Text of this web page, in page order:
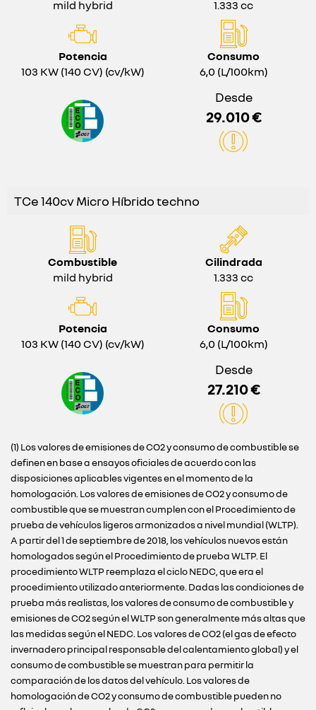
mild hybrid
1.333 cc
Potencia
103 KW (140 CV) (cv/kW)
Consumo
6,0 (L/100km)
Desde
29.010 €
TCe 140cv Micro Híbrido techno
Combustible
mild hybrid
Cilindrada
1.333 cc
Potencia
103 KW (140 CV) (cv/kW)
Consumo
6,0 (L/100km)
Desde
27.210 €
(1) Los valores de emisiones de CO2 y consumo de combustible se
definen en base a ensayos oficiales de acuerdo con las
disposiciones aplicables vigentes en el momento de la
homologación. Los valores de emisiones de CO2 y consumo de
combustible que se muestran cumplen con el Procedimiento de
prueba de vehículos ligeros armonizados a nivel mundial (WLTP).
A partir del 1 de septiembre de 2018, los vehículos nuevos están
homologados según el Procedimiento de prueba WLTP. El
procedimiento WLTP reemplaza el ciclo NEDC, que era el
procedimiento utilizado anteriormente. Dadas las condiciones de
prueba más realistas, los valores de consumo de combustible y
emisiones de CO2 según el WLTP son generalmente más altas que
las medidas según el NEDC. Los valores de CO2 (el gas de efecto
invernadero principal responsable del calentamiento global) y el
consumo de combustible se muestran para permitir la
comparación de los datos del vehículo. Los valores de
homologación de CO2 y consumo de combustible pueden no